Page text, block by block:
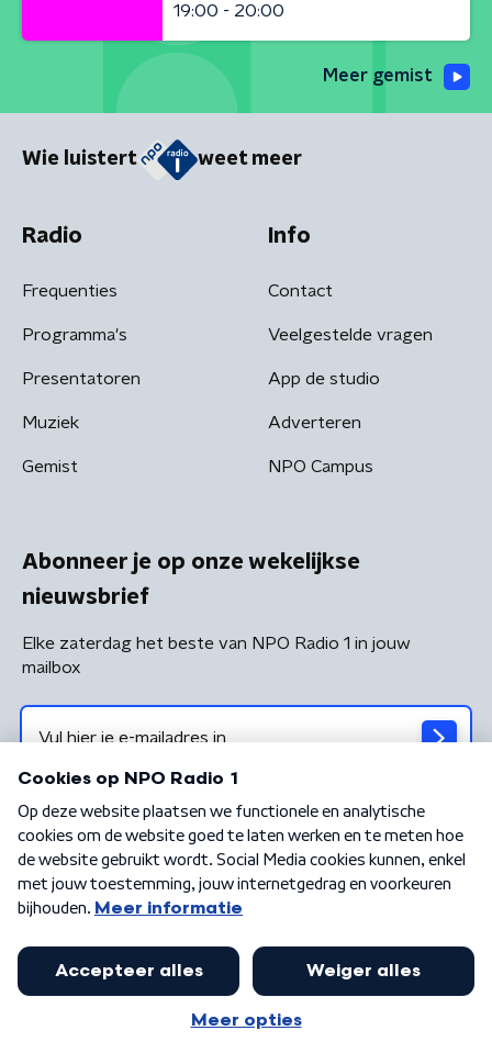
19:00 - 20:00
Meer gemist
Wie luistert weet meer
Radio
Frequenties
Programma's
Presentatoren
Muziek
Gemist
Info
Contact
Veelgestelde vragen
App de studio
Adverteren
NPO Campus
Abonneer je op onze wekelijkse
nieuwsbrief
Elke zaterdag het beste van NPO Radio 1 in jouw
mailbox
Algemene voorwaarden